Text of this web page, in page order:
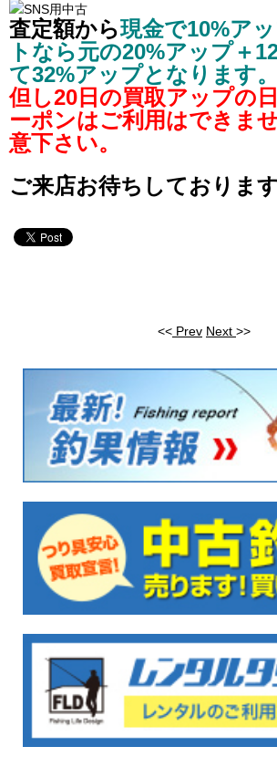
査定額から現金で10%ア
トなら元の20%アップ＋
て32%アップとなります。
但し20日の買取アップの
ーポンはご利用はできま
意下さい。
ご来店お待ちしております
<< Prev Next >>